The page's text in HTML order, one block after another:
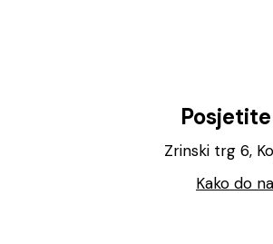
Zrinski trg 6,
Kako do